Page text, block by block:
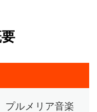
ルメリア音楽